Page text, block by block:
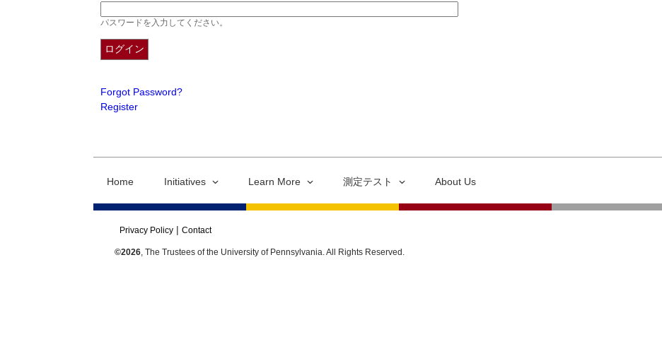
パスワードを入力してください。
Forgot Password?
Register
Home Initiatives Learn More 測定テスト About Us
Privacy Policy Contact
©2026, The Trustees of the University of Pennsylvania. All Rights Reserved.